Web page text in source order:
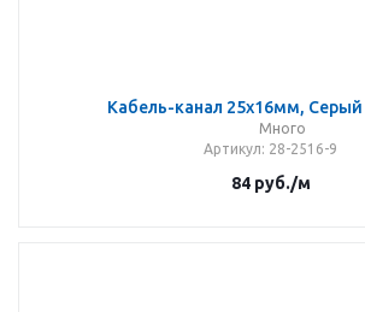
Кабель-канал 25х16мм, Серый
Много
Артикул: 28-2516-9
84руб./м